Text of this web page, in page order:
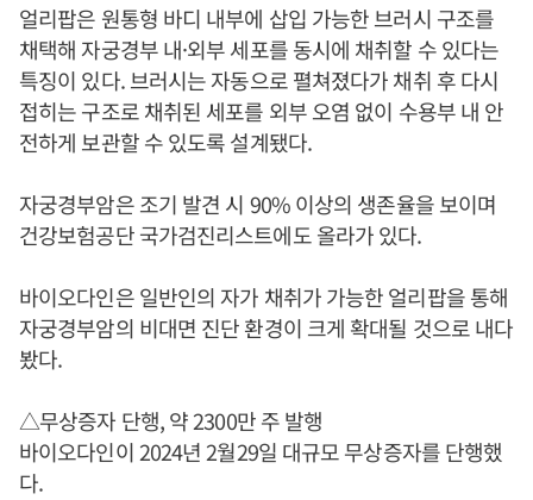
얼리팝은 원통형 바디 내부에 삽입 가능한 브러시 구조를
채택해 자궁경부 내·외부 세포를 동시에 채취할 수 있다는
특징이 있다. 브러시는 자동으로 펼쳐졌다가 채취 후 다시
접히는 구조로 채취된 세포를 외부 오염 없이 수용부 내 안
전하게 보관할 수 있도록 설계됐다.
자궁경부암은 조기 발견 시 90% 이상의 생존율을 보이며
건강보험공단 국가검진리스트에도 올라가 있다.
바이오다인은 일반인의 자가 채취가 가능한 얼리팝을 통해
자궁경부암의 비대면 진단 환경이 크게 확대될 것으로 내다
봤다.
△무상증자 단행, 약 2300만 주 발행
바이오다인이 2024년 2월29일 대규모 무상증자를 단행했
다.